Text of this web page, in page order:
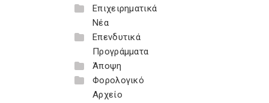
Επιχειρηματικά
Νέα
Επενδυτικά
Προγράμματα
Άποψη
Φορολογικό
Αρχείο